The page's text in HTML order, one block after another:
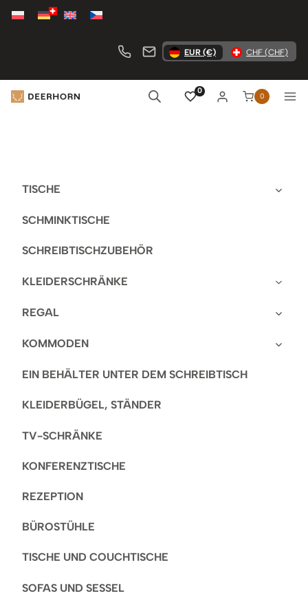
Zum
EUR (€) CHF (CHF)
0
0
TISCHE
SCHMINKTISCHE
SCHREIBTISCHZUBEHÖR
KLEIDERSCHRÄNKE
REGAL
KOMMODEN
EIN BEHÄLTER UNTER DEM SCHREIBTISCH
KLEIDERBÜGEL, STÄNDER
TV-SCHRÄNKE
KONFERENZTISCHE
REZEPTION
BÜROSTÜHLE
TISCHE UND COUCHTISCHE
SOFAS UND SESSEL